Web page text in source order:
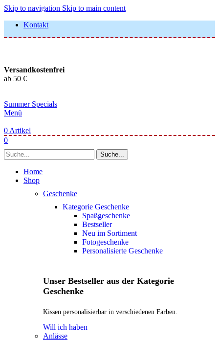
Skip to navigation Skip to main content
Kontakt
Versandkostenfrei
ab 50 €
Summer Specials
Menü
0 Artikel
0
Suche...
Home
Shop
Geschenke
Kategorie Geschenke
Spaßgeschenke
Bestseller
Neu im Sortiment
Fotogeschenke
Personalisierte Geschenke
Unser Bestseller aus der Kategorie
Geschenke
Kissen personalisierbar in verschiedenen Farben.
Will ich haben
Anlässe